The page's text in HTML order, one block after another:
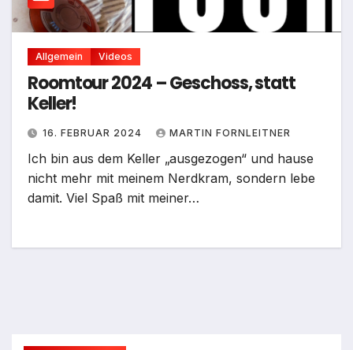
Allgemein Videos
Roomtour 2024 – Geschoss, statt
Keller!
16. FEBRUAR 2024 MARTIN FORNLEITNER
Ich bin aus dem Keller „ausgezogen“ und hause
nicht mehr mit meinem Nerdkram, sondern lebe
damit. Viel Spaß mit meiner…